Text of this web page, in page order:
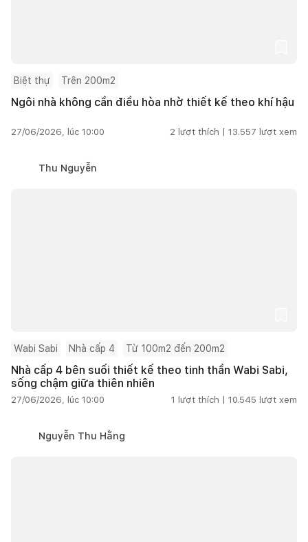
Biệt thự Trên 200m2
Ngôi nhà không cần điều hòa nhờ thiết kế theo khí hậu
27/06/2026, lúc 10:00 2 lượt thích | 13.557 lượt xem
Thu Nguyễn
Wabi Sabi Nhà cấp 4 Từ 100m2 đến 200m2
Nhà cấp 4 bên suối thiết kế theo tinh thần Wabi Sabi,
sống chậm giữa thiên nhiên
27/06/2026, lúc 10:00 1 lượt thích | 10.545 lượt xem
Nguyễn Thu Hằng